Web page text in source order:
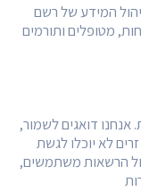
המידע של רשם
מטופלים ותורמים
אנחנו דואגים לשמור,
לא יוכלו לגשת
הרשאות משתמשים,